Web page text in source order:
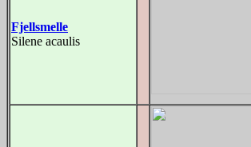
Fjellsmelle
Silene acaulis